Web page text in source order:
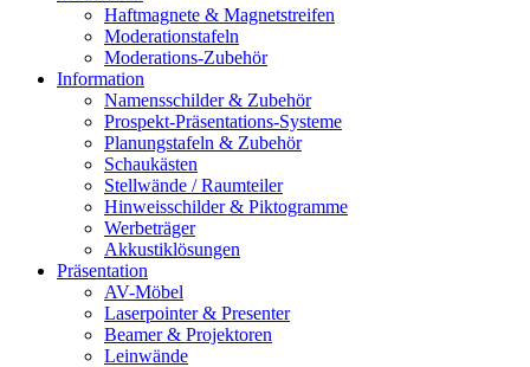
Haftmagnete & Magnetstreifen
Moderationstafeln
Moderations-Zubehör
Information
Namensschilder & Zubehör
Prospekt-Präsentations-Systeme
Planungstafeln & Zubehör
Schaukästen
Stellwände / Raumteiler
Hinweisschilder & Piktogramme
Werbeträger
Akkustiklösungen
Präsentation
AV-Möbel
Laserpointer & Presenter
Beamer & Projektoren
Leinwände